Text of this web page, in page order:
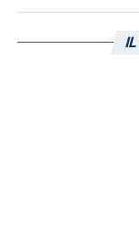
una prima
squadra si è